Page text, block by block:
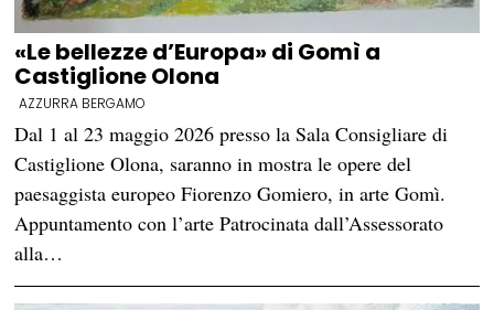
«Le bellezze d’Europa» di Gomì a
Castiglione Olona
AZZURRA BERGAMO
Dal 1 al 23 maggio 2026 presso la Sala Consigliare di
Castiglione Olona, saranno in mostra le opere del
paesaggista europeo Fiorenzo Gomiero, in arte Gomì.
Appuntamento con l’arte Patrocinata dall’Assessorato
alla…